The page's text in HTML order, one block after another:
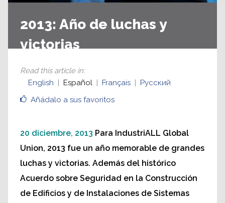
2013: Año de luchas y
victorias
Añádalo a sus favoritos
Read this article in:
English
Español Français Русский
20 diciembre, 2013 Para IndustriALL Global
Union, 2013 fue un año memorable de grandes
luchas y victorias. Además del histórico
Acuerdo sobre Seguridad en la Construcción
de Edificios y de Instalaciones de Sistemas